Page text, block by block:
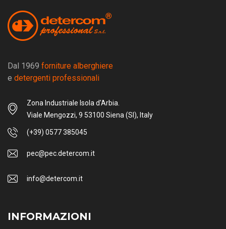
Dal 1969 forniture alberghiere
e detergenti professionali
Zona Industriale Isola d'Arbia.
Viale Mengozzi, 9 53100 Siena (SI), Italy
(+39) 0577 385045
pec@pec.detercom.it
info@detercom.it
INFORMAZIONI